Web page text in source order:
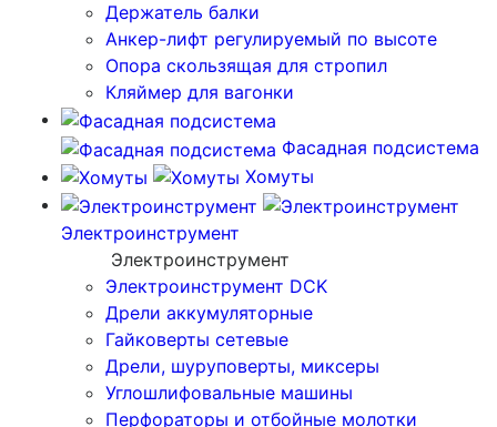
Держатель балки
Анкер-лифт регулируемый по высоте
Опора скользящая для стропил
Кляймер для вагонки
Фасадная подсистема
Хомуты
Электроинструмент
Электроинструмент
Электроинструмент DCK
Дрели аккумуляторные
Гайковерты сетевые
Дрели, шуруповерты, миксеры
Углошлифовальные машины
Перфораторы и отбойные молотки